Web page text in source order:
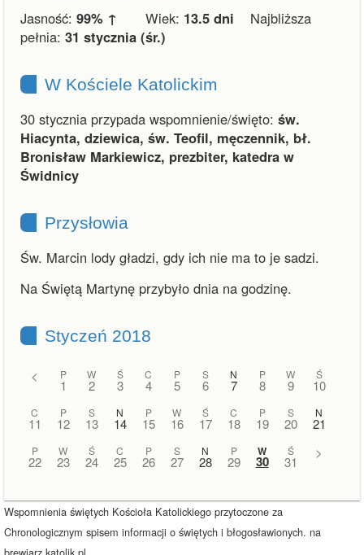
Jasność: 99% ↑ Wiek: 13.5 dni Najbliższa
pełnia: 31 stycznia (śr.)
W Kościele Katolickim
30 stycznia przypada wspomnienie/święto: św.
Hiacynta, dziewica, św. Teofil, męczennik, bł.
Bronisław Markiewicz, prezbiter, katedra w
Świdnicy
Przysłowia
Św. Marcin lody gładzi, gdy ich nie ma to je sadzi.
Na Świętą Martynę przybyło dnia na godzinę.
Styczeń 2018
< P
1
W
2
Ś
3
C
4
P
5
S
6
N
7
P
8
W
9
Ś
10
C
11
P
12
S
13
N
14
P
15
W
16
Ś
17
C
18
P
19
S
20
N
21
P
22
W
23
Ś
24
C
25
P
26
S
27
N
28
P
29
W
30
Ś
31
>
Wspomnienia świętych Kościoła Katolickiego przytoczone za
Chronologicznym spisem informacji o świętych i błogosławionych. na